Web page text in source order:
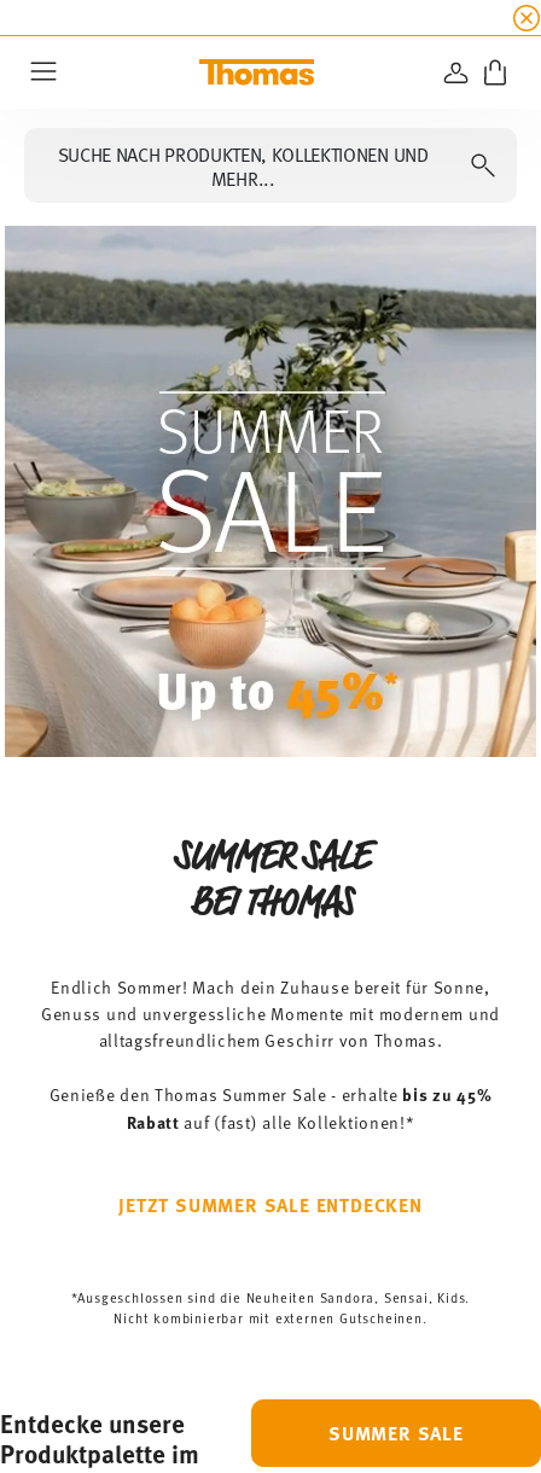
☀️ Bis zu 45% Rabatt auf alle
SUCHE NACH PRODUKTEN, KOLLEKTIONEN UND
MEHR...
SUMMER SALE
BEI THOMAS
Endlich Sommer! Mach dein Zuhause bereit für Sonne,
Genuss und unvergessliche Momente mit modernem und
alltagsfreundlichem Geschirr von Thomas.
Genieße den Thomas Summer Sale - erhalte bis zu 45%
Rabattauf (fast) alle Kollektionen!*
JETZT SUMMER SALE ENTDECKEN
*Ausgeschlossen sind die Neuheiten Sandora, Sensai, Kids.
Nicht kombinierbar mit externen Gutscheinen.
Entdecke unsere
Produktpalette im
SUMMER SALE